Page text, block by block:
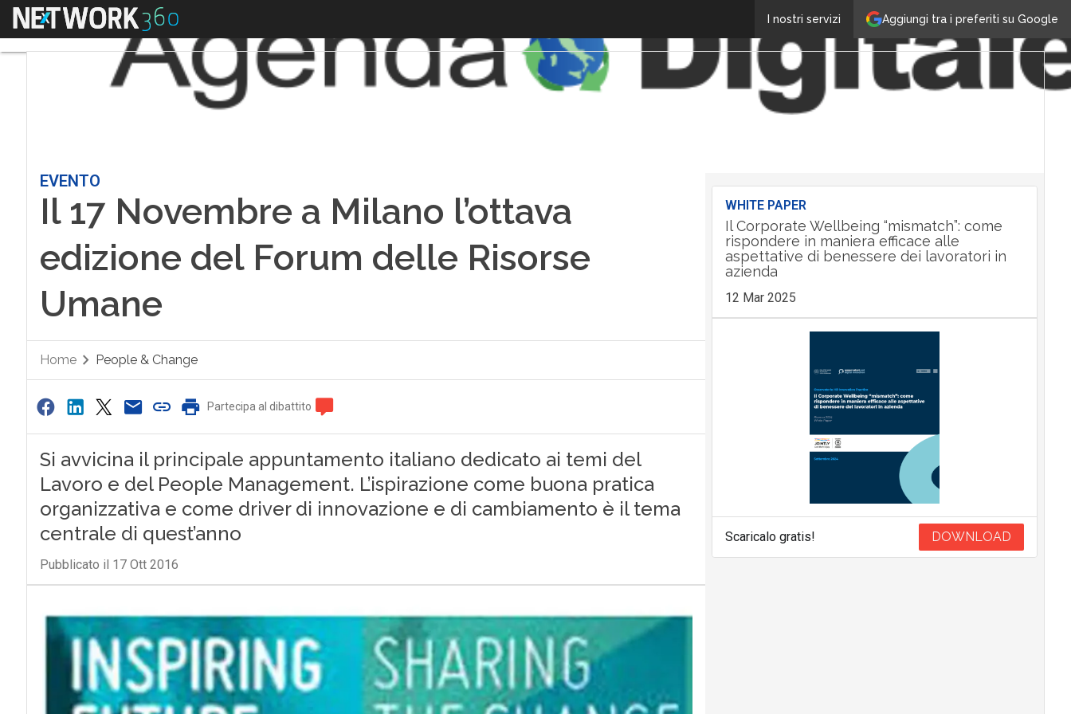
Aggiungi tra i preferiti su Google
I nostri servizi
Menu
EVENTO
Il 17 Novembre a Milano l’ottava
edizione del Forum delle Risorse
Umane
Home People & Change
Partecipa al dibattito
Si avvicina il principale appuntamento italiano dedicato ai temi del
Lavoro e del People Management. L’ispirazione come buona pratica
organizzativa e come driver di innovazione e di cambiamento è il tema
centrale di quest’anno
Pubblicato il 17 Ott 2016
WHITE PAPER
Il Corporate Wellbeing “mismatch”: come
rispondere in maniera efficace alle
aspettative di benessere dei lavoratori in
azienda
12 Mar 2025
Scaricalo gratis! DOWNLOAD